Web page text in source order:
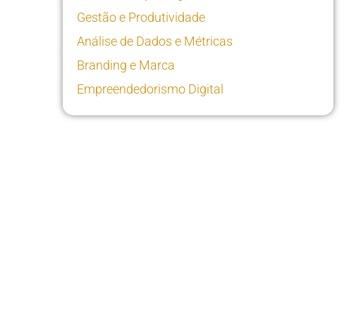
Gestão e Produtividade
Análise de Dados e Métricas
Branding e Marca
Empreendedorismo Digital